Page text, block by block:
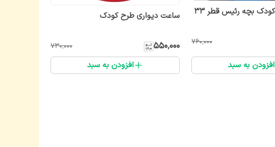
ساعت دیواری کودک بچه رئیس قطر ۳۳
۷۶۰٬۰۰۰
افزودن به سبد
ساعت دیواری طرح کودک
۵۵۰٬۰۰۰ ۷۳۰٬۰۰۰
افزودن به سبد